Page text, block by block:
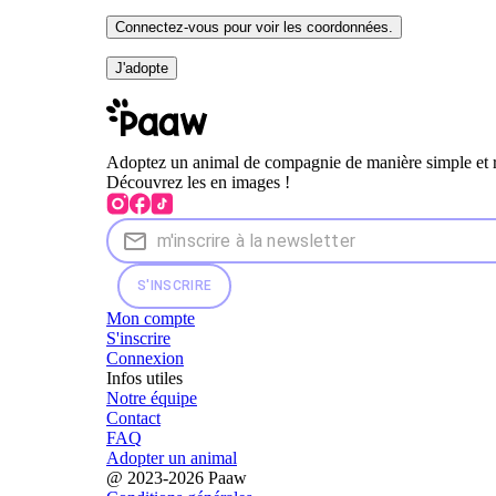
Connectez-vous pour voir les coordonnées.
J'adopte
Adoptez un animal de compagnie de manière simple et
Découvrez les en images !
S'INSCRIRE
Mon compte
S'inscrire
Connexion
Infos utiles
Notre équipe
Contact
FAQ
Adopter un animal
@ 2023-2026 Paaw